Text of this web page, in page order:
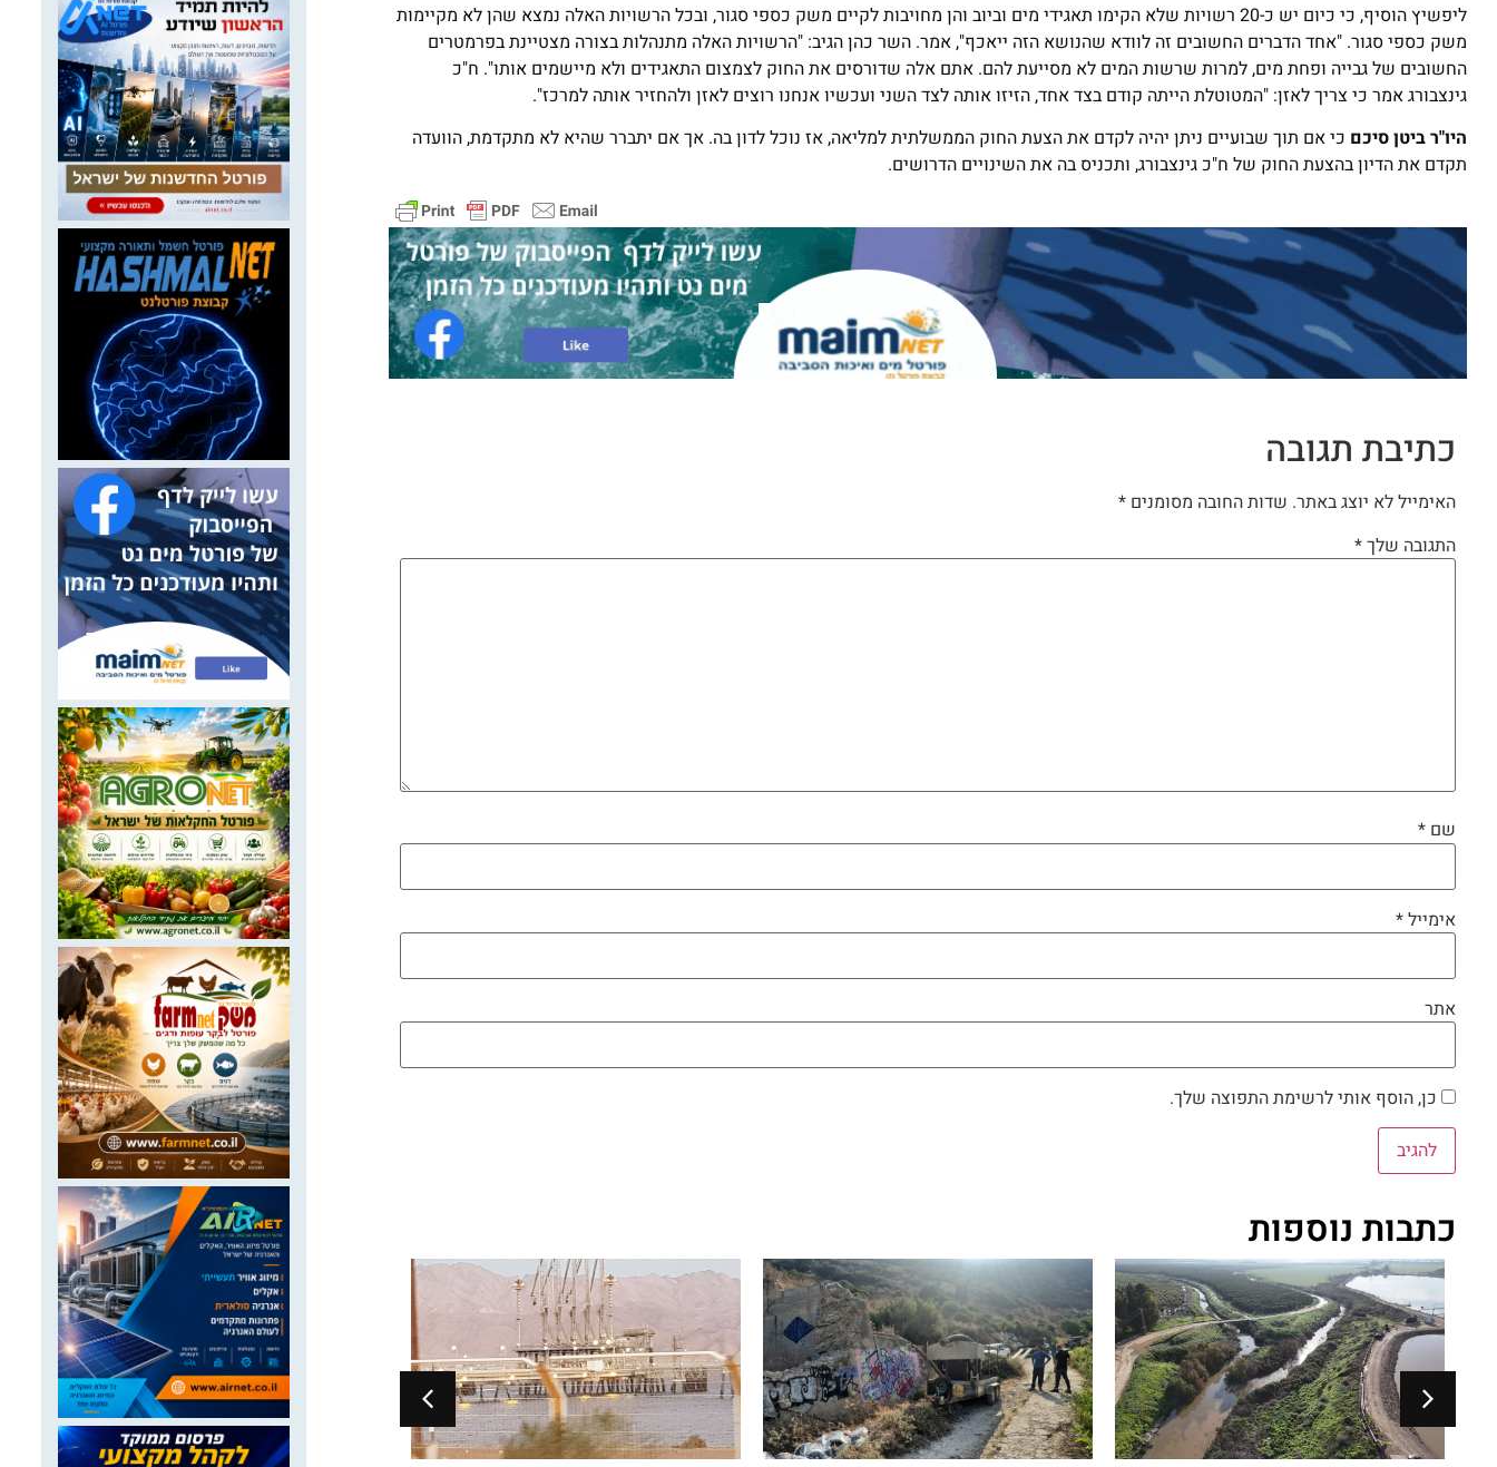
ליפשיץ הוסיף, כי כיום יש כ-20 רשויות שלא הקימו תאגידי מים וביוב והן מחויבות לקיים משק כספי סגור, ובכל הרשויות האלה נמצא שהן לא מקיימות
משק כספי סגור. "אחד הדברים החשובים זה לוודא שהנושא הזה ייאכף", אמר. השר כהן הגיב: "הרשויות האלה מתנהלות בצורה מצטיינת בפרמטרים
החשובים של גבייה ופחת מים, למרות שרשות המים לא מסייעת להם. אתם אלה שדורסים את החוק לצמצום התאגידים ולא מיישמים אותו". ח"כ
גינצבורג אמר כי צריך לאזן: "המטוטלת הייתה קודם בצד אחד, הזיזו אותה לצד השני ועכשיו אנחנו רוצים לאזן ולהחזיר אותה למרכז".
היו"ר ביטן סיכם כי אם תוך שבועיים ניתן יהיה לקדם את הצעת החוק הממשלתית למליאה, אז נוכל לדון בה. אך אם יתברר שהיא לא מתקדמת, הוועדה
תקדם את הדיון בהצעת החוק של ח"כ גינצבורג, ותכניס בה את השינויים הדרושים.
כתיבת תגובה
האימייל לא יוצג באתר. שדות החובה מסומנים *
התגובה שלך*
שם *
אימייל*
אתר
כן, הוסף אותי לרשימת התפוצה שלך.
כתבות נוספות